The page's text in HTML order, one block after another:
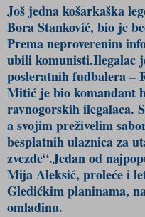
Još jedna košarkaška
Bora Stanković, bio je
Prema neproverenim
ubili komunisti.Ilegalac
posleratnih fudbalera –
Mitić je bio komandant
ravnogorskih ilegalaca.
a svojim preživelim
besplatnih ulaznica za
zvezde“.Jedan od
Mija Aleksić, proleće i
Gledićkim planinama,
omladinu.